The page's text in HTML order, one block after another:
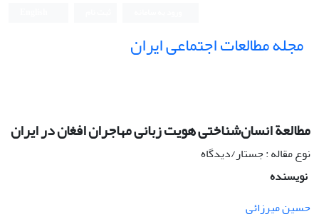
مجله مطالعات اجتماعی ایران
مطالعة انسان‌شناختی هویت زبانی مهاجران افغان در ایران
نوع مقاله : جستار/دیدگاه
نویسنده
حسین میرزائی